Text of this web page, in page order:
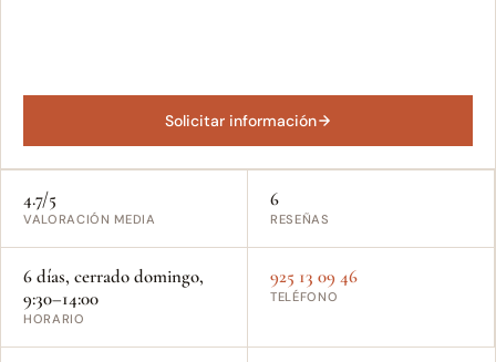
Solicitar información
4.7/5
VALORACIÓN MEDIA
6
RESEÑAS
6 días, cerrado domingo,
9:30–14:00
HORARIO
925 13 09 46
TELÉFONO